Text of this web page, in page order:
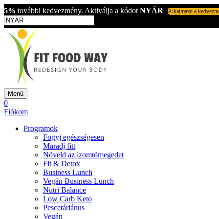
5% további kedvezmény. Aktiválja a kódot NYÁR Alkalmazd a
Menü
0
Fiókom
Programok
Fogyj egészségesen
Maradj fitt
Növeld az izomtömegedet
Fit & Detox
Business Lunch
Vegán Business Lunch
Nutri Balance
Low Carb Keto
Pescetáriánus
Vegán